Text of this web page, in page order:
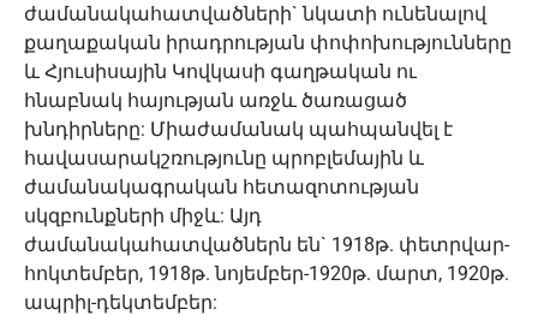
ժամանակահատվածների` նկատի ունենալով
քաղաքական իրադրության փոփոխությունները
և Հյուսիսային Կովկասի գաղթական ու
հնաբնակ հայության առջև ծառացած
խնդիրները: Միաժամանակ պահպանվել է
հավասարակշռությունը պրոբլեմային և
ժամանակագրական հետազոտության
սկզբունքների միջև: Այդ
ժամանակահատվածներն են` 1918թ. փետրվար-
հոկտեմբեր, 1918թ. նոյեմբեր-1920թ. մարտ, 1920թ.
ապրիլ-դեկտեմբեր: